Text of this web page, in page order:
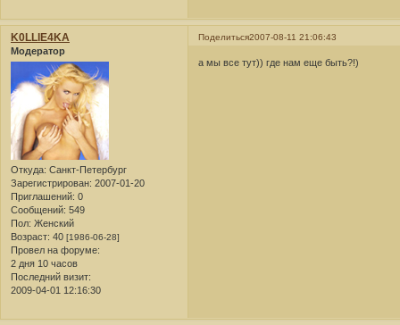
Поделиться2007-08-11 21:06:43
K0LLlE4KA
Модератор
Откуда: Санкт-Петербург
Зарегистрирован: 2007-01-20
Приглашений: 0
Сообщений: 549
Пол: Женский
Возраст: 40 [1986-06-28]
Провел на форуме:
2 дня 10 часов
Последний визит:
2009-04-01 12:16:30
а мы все тут)) где нам еще быть?!)